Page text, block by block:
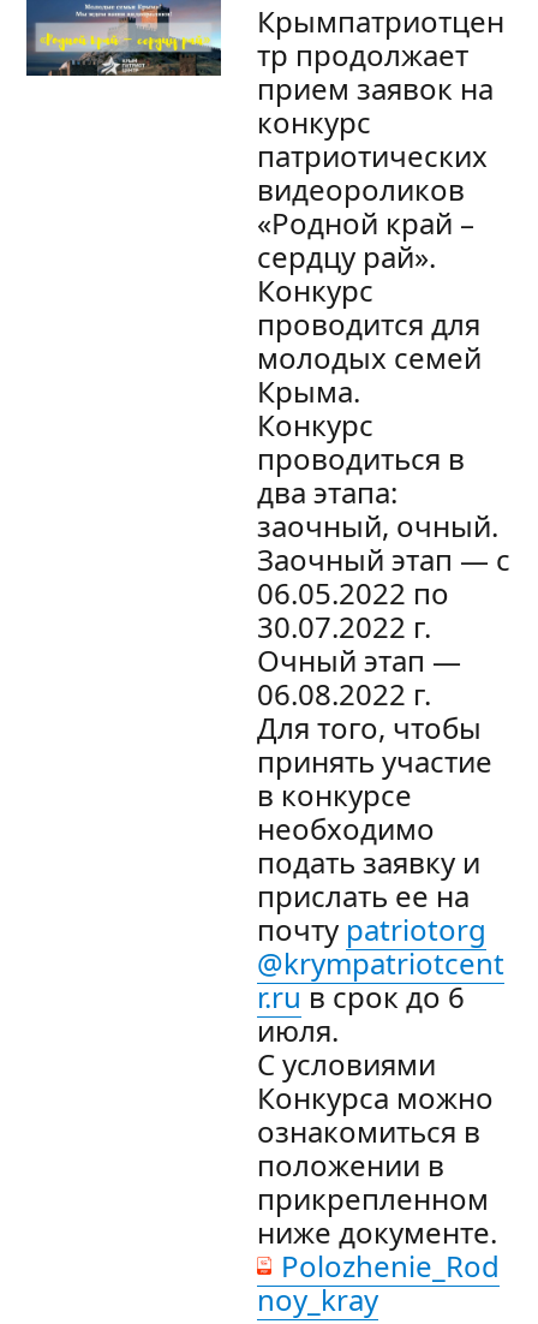
Крымпатриотцен
тр продолжает
прием заявок на
конкурс
патриотических
видеороликов
«Родной край –
сердцу рай».
Конкурс
проводится для
молодых семей
Крыма.
Конкурс
проводиться в
два этапа:
заочный, очный.
Заочный этап — с
06.05.2022 по
30.07.2022 г.
Очный этап —
06.08.2022 г.
Для того, чтобы
принять участие
в конкурсе
необходимо
подать заявку и
прислать ее на
почту patriotorg
@krympatriotcent
r.ruв срок до 6
июля.
С условиями
Конкурса можно
ознакомиться в
положении в
прикрепленном
ниже документе.
Polozhenie_Rod
noy_kray